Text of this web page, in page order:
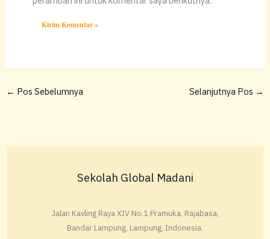
← Pos Sebelumnya Selanjutnya Pos →
Sekolah Global Madani
Jalan Kavling Raya XIV No.1 Pramuka, Rajabasa,
Bandar Lampung, Lampung, Indonesia.